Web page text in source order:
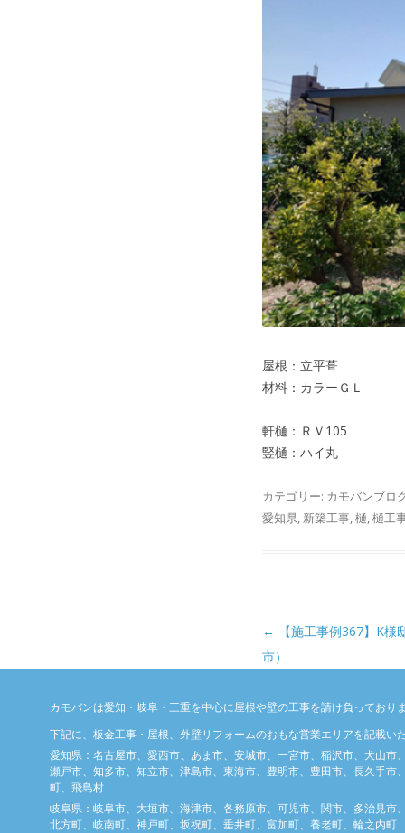
屋根：立平葺
材料：カラーＧＬ
軒樋：ＲＶ105
竪樋：ハイ丸
カテゴリー: カモバンブロ
愛知県, 新築工事,樋,樋工
投稿ナビゲーション
←
【施工事例367】K
市）
カモバンは愛知・岐阜・三重を中心に屋根や壁の工事を請け負っており
下記に、板金工事・屋根、外壁リフォームのおもな営業エリアを記載い
愛知県：名古屋市、愛西市、あま市、安城市、一宮市、稲沢市、犬山
瀬戸市、知多市、知立市、津島市、東海市、豊明市、豊田市、長久手
町、飛島村
岐阜県：岐阜市、大垣市、海津市、各務原市、可児市、関市、多治見
北方町、岐南町、神戸町、坂祝町、垂井町、富加町、養老町、輪之内町